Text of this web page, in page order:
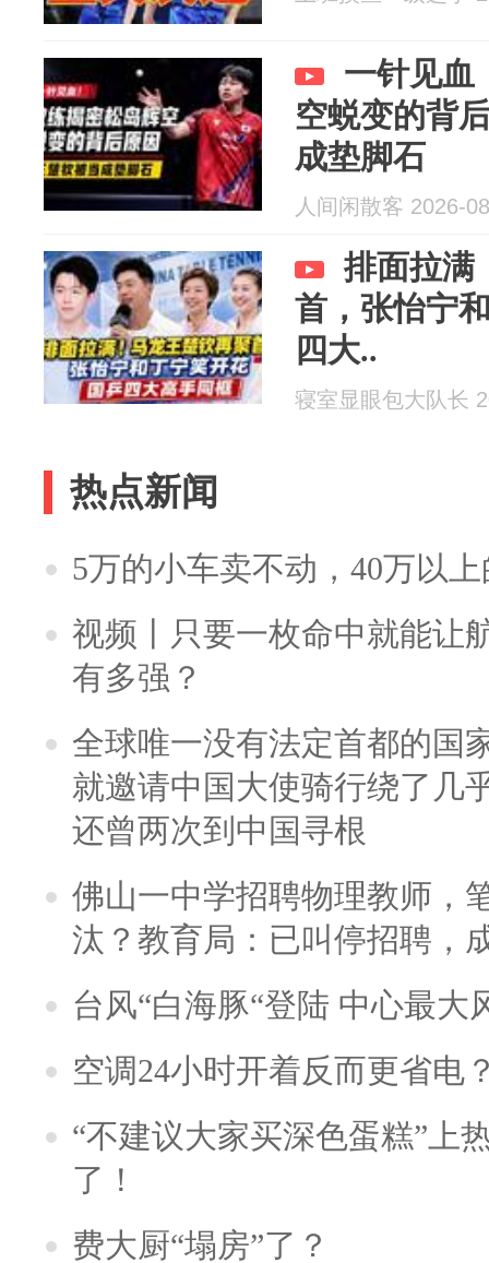
一针见血
空蜕变的背
成垫脚石
人间闲散客 2026-
排面拉满
首，张怡宁
四大..
寝室显眼包大队长
热点新闻
5万的小车卖不动，40万以
视频丨只要一枚命中就能让
有多强？
全球唯一没有法定首都的国
就邀请中国大使骑行绕了几
还曾两次到中国寻根
佛山一中学招聘物理教师，
汰？教育局：已叫停招聘，
台风“白海豚“登陆 中心最大
空调24小时开着反而更省电
“不建议大家买深色蛋糕”上
了！
费大厨“塌房”了？